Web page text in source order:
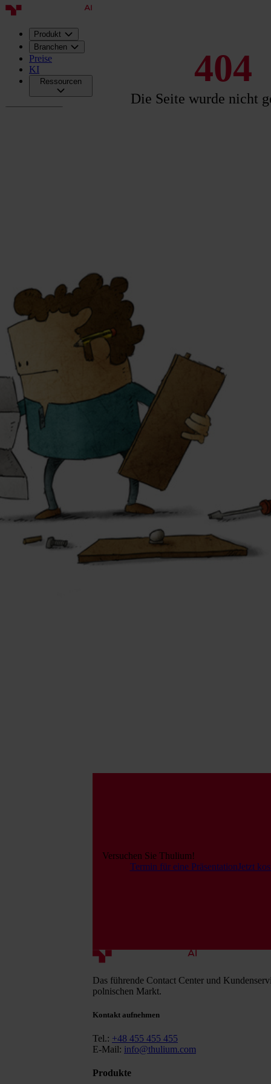
Produkt
Branchen
Preise
KI
Ressourcen 404
Die Seite wurde nicht
Versuchen Sie Thulium!
Termin für eine PräsentationJetzt
Das führende Contact Center und
polnischen Markt.
Kontakt aufnehmen
Tel.: +48 455 455 455
E-Mail: info@thulium.com
Produkte